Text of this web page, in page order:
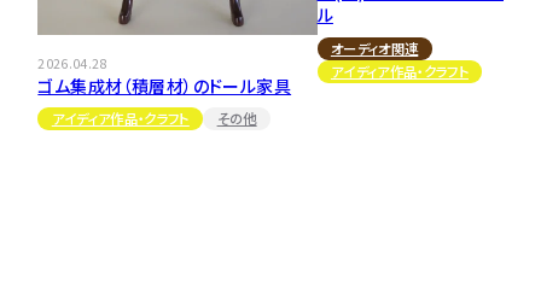
2026.04.28
ゴム集成材（積層材）のドール家具
アイディア作品・クラフト その他
ル
オーディオ関連
アイディア作品・クラフト